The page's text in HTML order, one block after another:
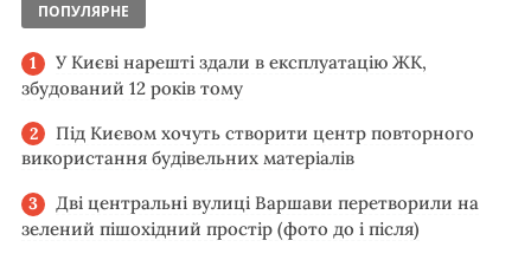
ПОПУЛЯРНЕ
У Києві нарешті здали в експлуатацію ЖК,
збудований 12 років тому
Під Києвом хочуть створити центр повторного
використання будівельних матеріалів
Дві центральні вулиці Варшави перетворили на
зелений пішохідний простір (фото до і після)